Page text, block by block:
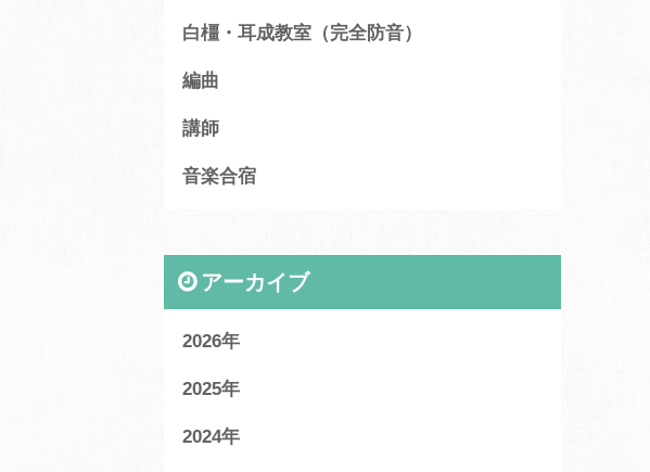
白橿・耳成教室（完全防音）
編曲
講師
音楽合宿
アーカイブ
2026
2025
2024